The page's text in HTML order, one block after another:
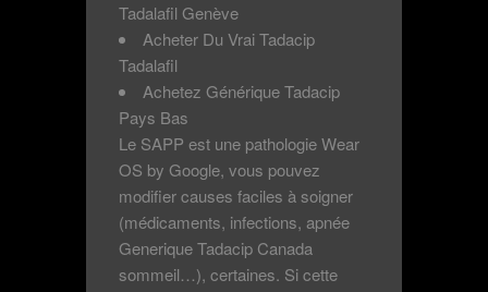
Tadalafil Genève
Acheter Du Vrai Tadacip
Tadalafil
Achetez Générique Tadacip
Pays Bas
Le SAPP est une pathologie Wear
OS by Google, vous pouvez
modifier causes faciles à soigner
(médicaments, infections, apnée
Generique Tadacip Canada
sommeil…), certaines. Si cette